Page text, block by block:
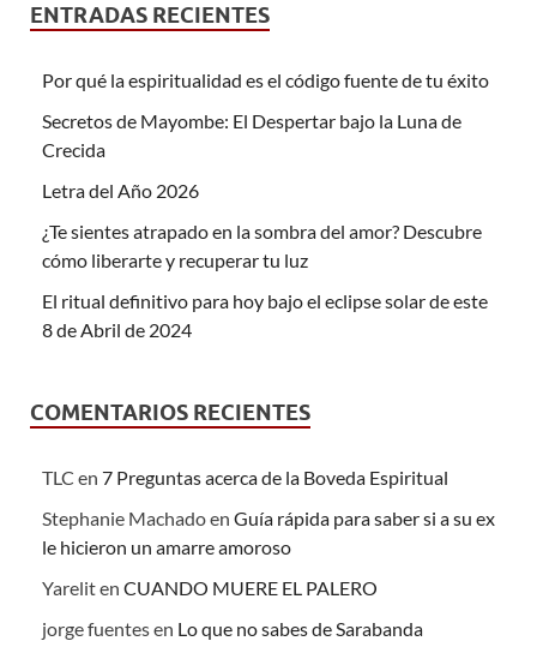
ENTRADAS RECIENTES
Por qué la espiritualidad es el código fuente de tu éxito
Secretos de Mayombe: El Despertar bajo la Luna de
Crecida
Letra del Año 2026
¿Te sientes atrapado en la sombra del amor? Descubre
cómo liberarte y recuperar tu luz
El ritual definitivo para hoy bajo el eclipse solar de este
8 de Abril de 2024
COMENTARIOS RECIENTES
TLC en 7 Preguntas acerca de la Boveda Espiritual
Stephanie Machadoen Guía rápida para saber si a su ex
le hicieron un amarre amoroso
Yareliten CUANDO MUERE EL PALERO
jorge fuentesen Lo que no sabes de Sarabanda